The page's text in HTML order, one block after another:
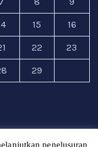
15 16
22 23
29
penelusuran